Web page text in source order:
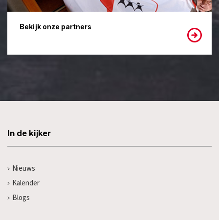
Bekijk onze partners
In de kijker
Nieuws
Kalender
Blogs